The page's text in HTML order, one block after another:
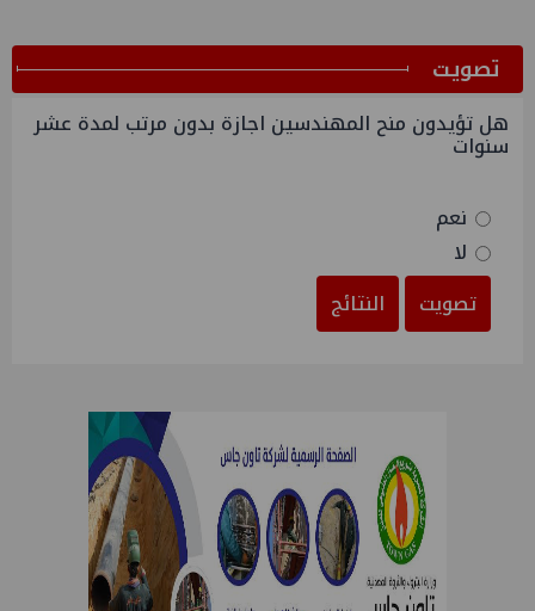
ﺗﺼﻮﻳﺖ
هل تؤيدون منح المهندسين اجازة بدون مرتب لمدة عشر
سنوات
نعم
لا
تصويت
النتائج